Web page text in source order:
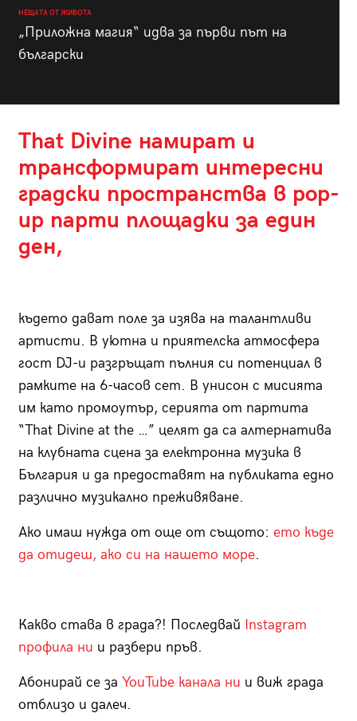
НЕЩАТА ОТ ЖИВОТА
„Приложна магия“ идва за първи път на
български
That Divine намират и
трансформират интересни
градски пространства в pop-
up парти площадки за един
ден,
където дават поле за изява на талантливи
артисти. В уютна и приятелска атмосфера
гост DJ-и разгръщат пълния си потенциал в
рамките на 6-часов сет. В унисон с мисията
им като промоутър, серията от партита
“That Divine at the …” целят да са алтернатива
на клубната сцена за електронна музика в
България и да предоставят на публиката едно
различно музикално преживяване.
Ако имаш нужда от още от същото: ето къде
да отидеш, ако си на нашето море.
Какво става в града?! Последвай Instagram
профила ни и разбери пръв.
Aбонирай се за YouTube канала ни и виж града
отблизо и далеч.